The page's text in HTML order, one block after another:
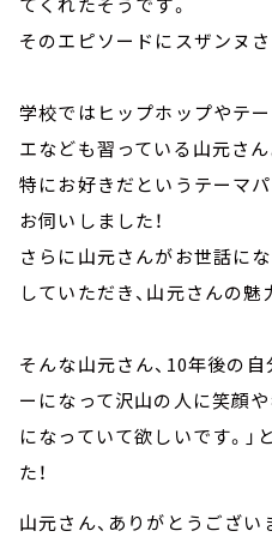
そのエピソードにスザンヌ
学校ではヒップホップやテ
エなども習っている山元さん
特にお好きだというテーマ
お伺いしました！
さらに山元さんがお世話に
していただき、山元さんの
そんな山元さん、10年後の
ーになって沢山の人に笑顔
になっていて欲しいです。
た！
山元さん、ありがとうござい